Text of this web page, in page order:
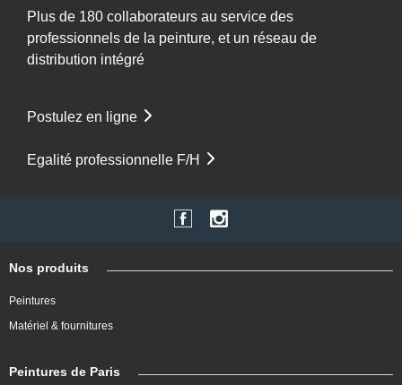
Plus de 180 collaborateurs au service des
professionnels de la peinture, et un réseau de
distribution intégré
Postulez en ligne
Egalité professionnelle F/H
Nos produits
Peintures
Matériel & fournitures
Peintures de Paris